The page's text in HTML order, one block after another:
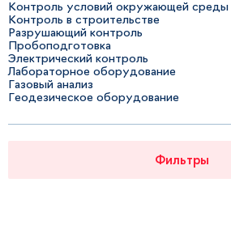
Контроль условий окружающей среды
Контроль в строительстве
Разрушающий контроль
Пробоподготовка
Электрический контроль
Лабораторное оборудование
Газовый анализ
Геодезическое оборудование
Фильтры